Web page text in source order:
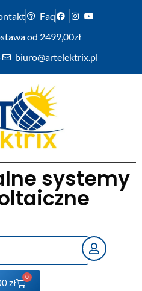
Faq
od 2499,00zł
biuro@artelektrix.pl
systemy
zł
0